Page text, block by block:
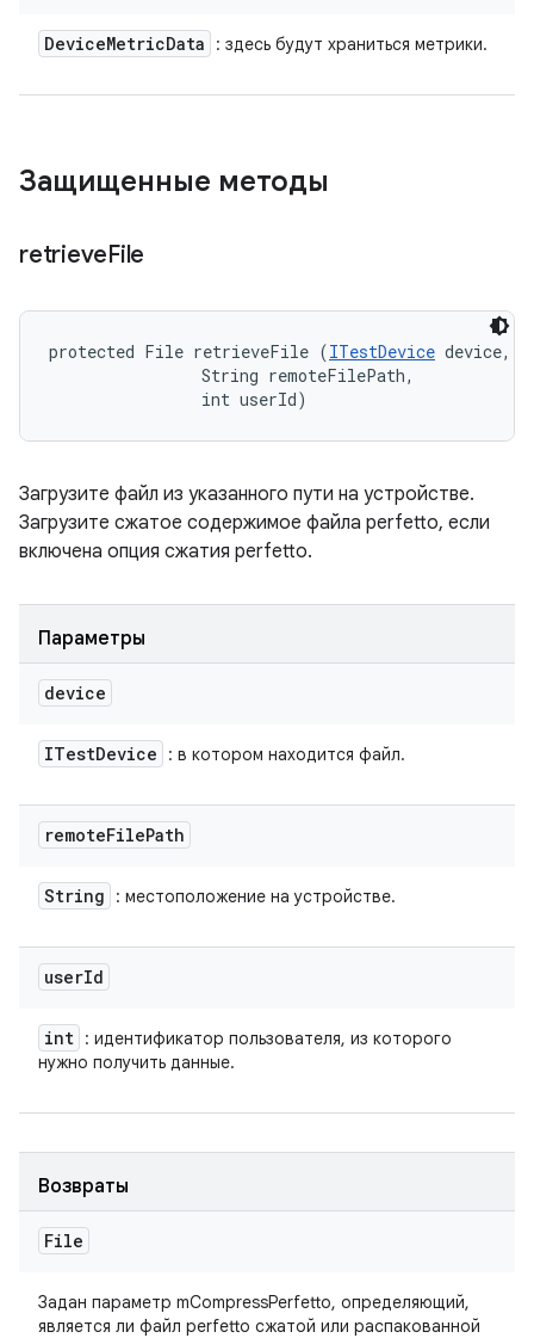
DeviceMetricData : здесь будут храниться метрики.
Защищенные методы
retrieveFile
protected File retrieveFile (ITestDevice device,
                String remoteFilePath,
                int userId)
Загрузите файл из указанного пути на устройстве.
Загрузите сжатое содержимое файла perfetto, если
включена опция сжатия perfetto.
Параметры
device
ITestDevice : в котором находится файл.
remoteFilePath
String : местоположение на устройстве.
userId
int : идентификатор пользователя, из которого
нужно получить данные.
Возвраты
File
Задан параметр mCompressPerfetto, определяющий,
является ли файл perfetto сжатой или распакованной